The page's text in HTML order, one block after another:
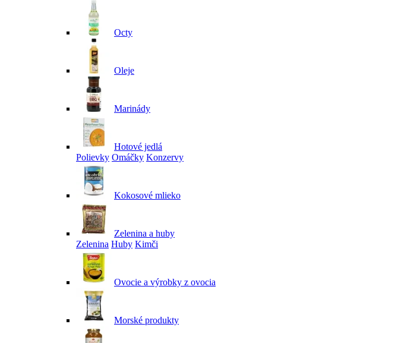
Octy
Oleje
Marinády
Hotové jedlá
Polievky Omáčky Konzervy
Kokosové mlieko
Zelenina a huby
Zelenina Huby Kimči
Ovocie a výrobky z ovocia
Morské produkty